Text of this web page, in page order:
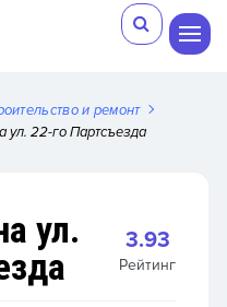
и ремонт
ул. 22-го Партсъезда
ул.
3.93
Рейтинг